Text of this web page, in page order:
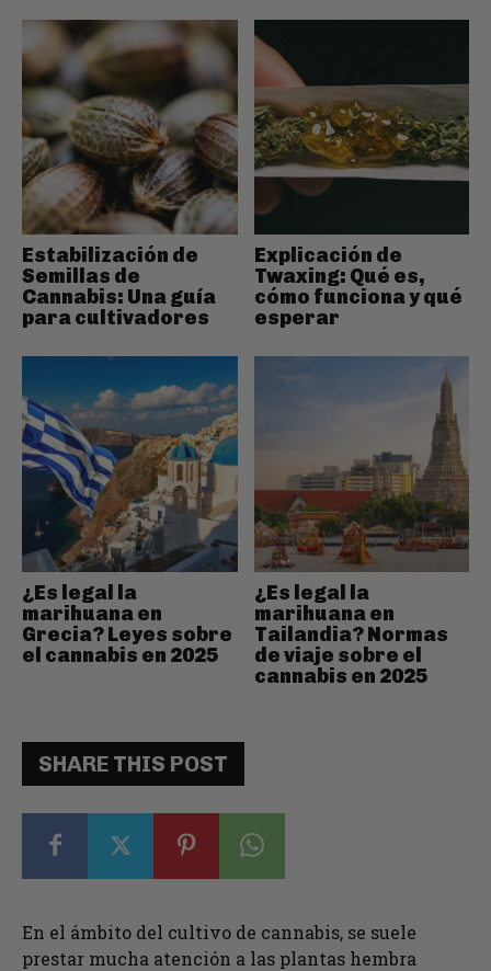
SHARE THIS POST
En el ámbito del cultivo de cannabis, se suele
prestar mucha atención a las plantas hembra
Estabilización de
Semillas de
Cannabis: Una guía
para cultivadores
Explicación de
Twaxing: Qué es,
cómo funciona y qué
esperar
¿Es legal la
marihuana en
Grecia? Leyes sobre
el cannabis en 2025
¿Es legal la
marihuana en
Tailandia? Normas
de viaje sobre el
cannabis en 2025